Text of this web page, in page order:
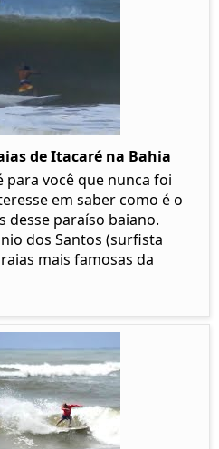
de Itacaré na Bahia
para você que nunca foi
em saber como é o
desse paraíso baiano.
dos Santos (surfista
mais famosas da